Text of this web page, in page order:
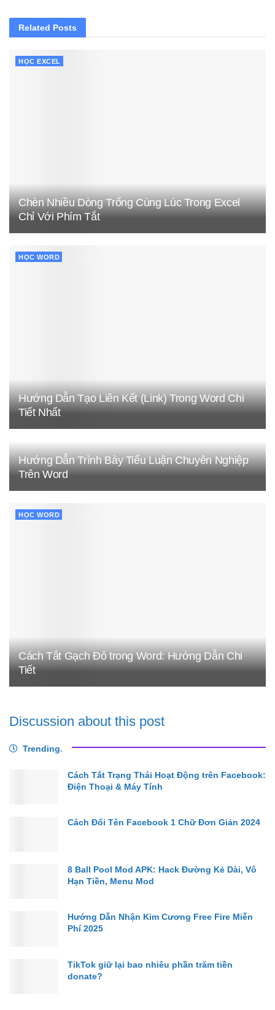
Related Posts
HỌC EXCEL
Chèn Nhiều Dòng Trống Cùng Lúc Trong Excel
Chỉ Với Phím Tắt
HỌC WORD
Hướng Dẫn Tạo Liên Kết (Link) Trong Word Chi
Tiết Nhất
Hướng Dẫn Trình Bày Tiểu Luận Chuyên Nghiệp
Trên Word
HỌC WORD
Cách Tắt Gạch Đỏ trong Word: Hướng Dẫn Chi
Tiết
Discussion about this post
Trending.
Cách Tắt Trạng Thái Hoạt Động trên Facebook:
Điện Thoại & Máy Tính
Cách Đổi Tên Facebook 1 Chữ Đơn Giản 2024
8 Ball Pool Mod APK: Hack Đường Kẻ Dài, Vô
Hạn Tiền, Menu Mod
Hướng Dẫn Nhận Kim Cương Free Fire Miễn
Phí 2025
TikTok giữ lại bao nhiêu phần trăm tiền
donate?